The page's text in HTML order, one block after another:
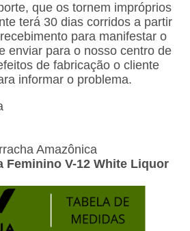
que os tornem impróprios
terá 30 dias corridos a partir
para manifestar o
enviar para o nosso centro de
de fabricação o cliente
informar o problema.
Amazônica
Feminino V-12 White Liquor